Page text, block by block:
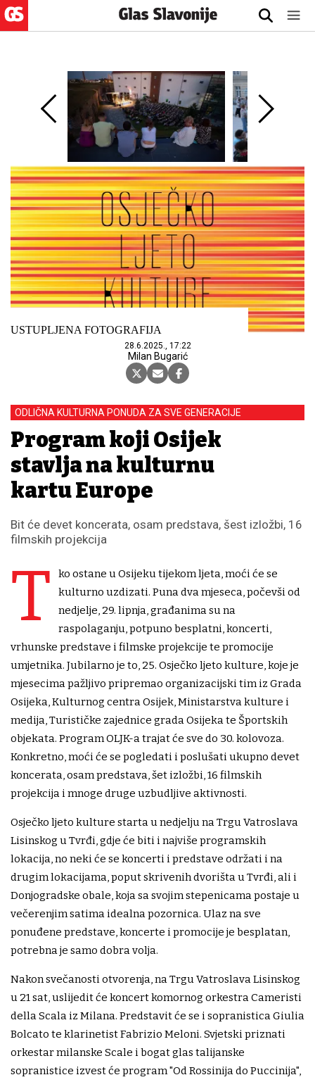
USTUPLJENA FOTOGRAFIJA
28.6.2025., 17:22
Milan Bugarić
ODLIČNA KULTURNA PONUDA ZA SVE GENERACIJE
Program koji Osijek
stavlja na kulturnu
kartu Europe
Bit će devet koncerata, osam predstava, šest izložbi, 16
filmskih projekcija
T
ko ostane u Osijeku tijekom ljeta, moći će se
kulturno uzdizati. Puna dva mjeseca, počevši od
nedjelje, 29. lipnja, građanima su na
raspolaganju, potpuno besplatni, koncerti,
vrhunske predstave i filmske projekcije te promocije
umjetnika. Jubilarno je to, 25. Osječko ljeto kulture, koje je
mjesecima pažljivo pripremao organizacijski tim iz Grada
Osijeka, Kulturnog centra Osijek, Ministarstva kulture i
medija, Turističke zajednice grada Osijeka te Športskih
objekata. Program OLJK-a trajat će sve do 30. kolovoza.
Konkretno, moći će se pogledati i poslušati ukupno devet
koncerata, osam predstava, šet izložbi, 16 filmskih
projekcija i mnoge druge uzbudljive aktivnosti.
Osječko ljeto kulture starta u nedjelju na Trgu Vatroslava
Lisinskog u Tvrđi, gdje će biti i najviše programskih
lokacija, no neki će se koncerti i predstave održati i na
drugim lokacijama, poput skrivenih dvorišta u Tvrđi, ali i
Donjogradske obale, koja sa svojim stepenicama postaje u
večerenjim satima idealna pozornica. Ulaz na sve
ponuđene predstave, koncerte i promocije je besplatan,
potrebna je samo dobra volja.
Nakon svečanosti otvorenja, na Trgu Vatroslava Lisinskog
u 21 sat, uslijedit će koncert komornog orkestra Cameristi
della Scala iz Milana. Predstavit će se i sopranistica Giulia
Bolcato te klarinetist Fabrizio Meloni. Svjetski priznati
orkestar milanske Scale i bogat glas talijanske
sopranistice izvest će program "Od Rossinija do Puccinija",